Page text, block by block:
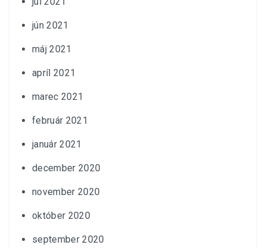
jún 2021
máj 2021
apríl 2021
marec 2021
február 2021
január 2021
december 2020
november 2020
október 2020
september 2020